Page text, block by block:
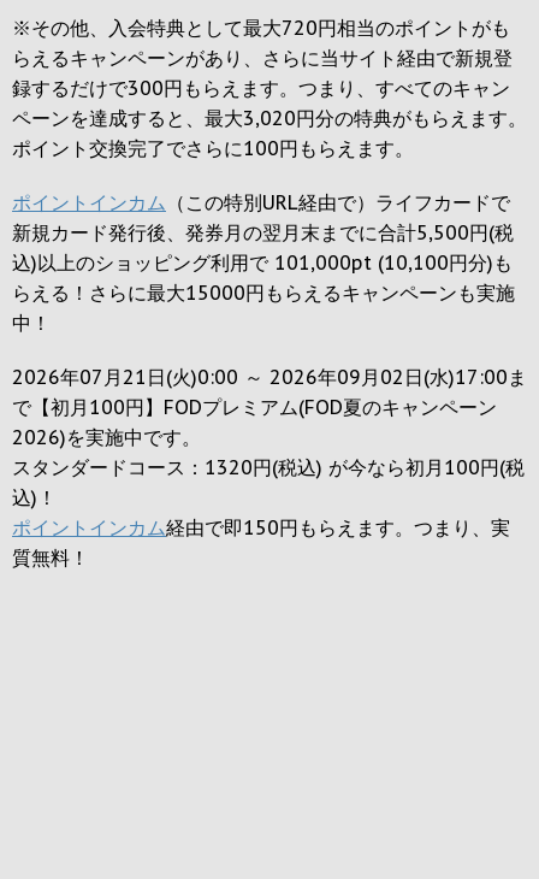
※その他、入会特典として最大720円相当のポイントがも
らえるキャンペーンがあり、さらに当サイト経由で新規登
録するだけで300円 もらえます。つまり、すべてのキャン
ペーンを達成すると、最大3,020円分の特典がもらえます。
ポイント交換完了でさらに100円 もらえます。
ポイントインカム （この特別URL経由で）ライフカードで
新規カード発行後、発券月の翌月末までに合計5,500円(税
込)以上のショッピング利用で 101,000pt (10,100円分)も
らえる！さらに最大15000円もらえるキャンペーンも実施
中！
2026年07月21日(火)0:00 ～ 2026年09月02日(水)17:00ま
で【初月100円】FODプレミアム(FOD夏のキャンペーン
2026)を実施中です。
スタンダードコース：1320円(税込) が今なら初月100円(税
込)！
ポイントインカム経由で即150円もらえます。つまり、実
質無料！